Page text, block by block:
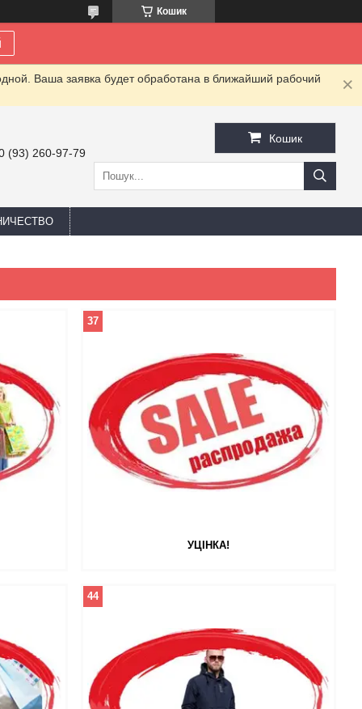
Кошик
Ваша заявка будет обработана в ближайший рабочий
(93) 260-97-79
Кошик
УЦІНКА!
37
44